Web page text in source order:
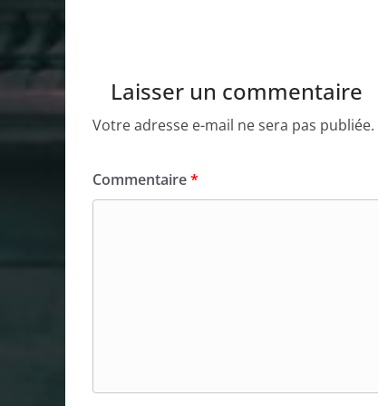
Laisser un commentaire
Votre adresse e-mail ne sera pas publiée.
Commentaire*